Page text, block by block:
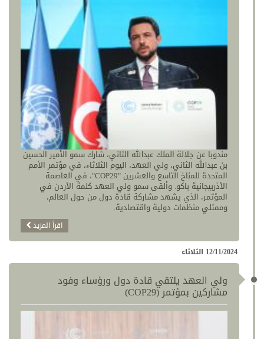
مندوبا عن جلالة الملك عبدالله الثاني، شارك سمو الأمير الحسين
بن عبدالله الثاني، ولي العهد، اليوم الثلاثاء، في مؤتمر الأمم
المتحدة للمناخ التاسع والعشرين "COP29"، في العاصمة
الأذربيجانية باكو. وألقى سمو ولي العهد كلمة الأردن في
المؤتمر، الذي يشهد مشاركة قادة دول من حول العالم،
وممثلي منظمات دولية واقتصادية.
اقرأ المزيد
12/11/2024 الثلاثاء
ولي العهد يلتقي قادة دول ورؤساء وفود
مشاركين بمؤتمر (COP29)